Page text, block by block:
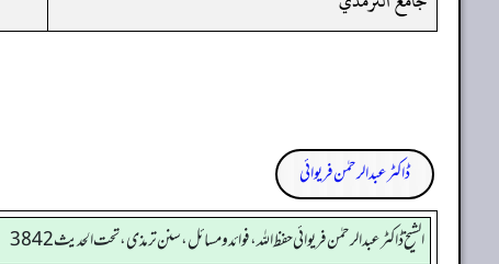
ڈاکٹر عبدالرحمٰن فریوائی
الشیخ ڈاکٹر عبد الرحمٰن فریوائی حفظ اللہ، فوائد و مسائل، سنن ترمذی، تحت الحديث 3842